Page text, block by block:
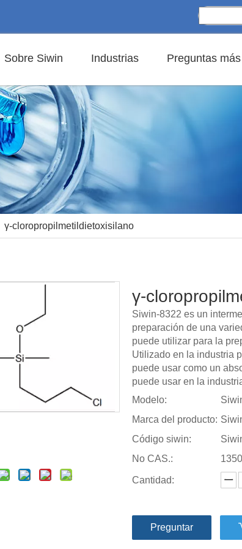
Sobre Siwin Industrias Preguntas
γ-cloropropilmetildietoxisilano
γ-
Siwin-8322 es un
preparación de una
puede utilizar para la
Utilizado en la industria
puede usar como un
puede usar en la
Modelo:
Marca del producto:
Código siwin:
No CAS.:
Cantidad:
Preguntar